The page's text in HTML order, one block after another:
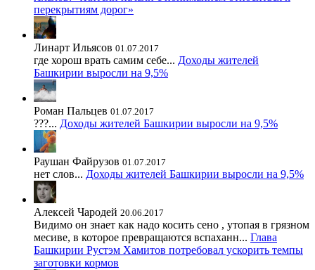
перекрытиям дорог»
Линарт Ильясов 01.07.2017
где хорош врать самим себе... Доходы жителей
Башкирии выросли на 9,5%
Роман Пальцев 01.07.2017
???... Доходы жителей Башкирии выросли на 9,5%
Раушан Файрузов 01.07.2017
нет слов... Доходы жителей Башкирии выросли на 9,5%
Алексей Чародей 20.06.2017
Видимо он знает как надо косить сено , утопая в грязном
месиве, в которое превращаются вспаханн... Глава
Башкирии Рустэм Хамитов потребовал ускорить темпы
заготовки кормов